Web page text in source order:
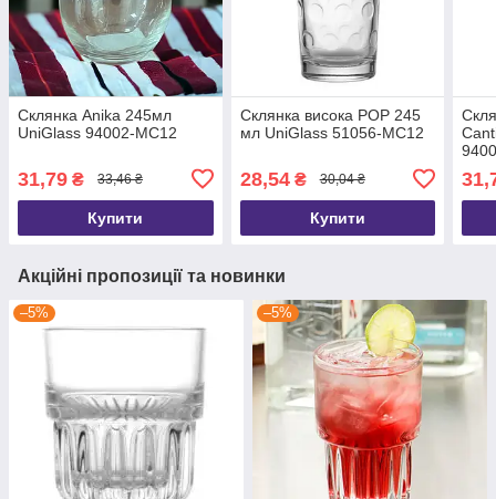
Склянка Anika 245мл
UniGlass 94002-MC12
31,79 ₴ 33,46 ₴
Купити
Склянка висока POP 245
мл UniGlass 51056-MC12
28,54₴ 30,04 ₴
Купити
Акційні пропозиції та новинки
–5% –5%